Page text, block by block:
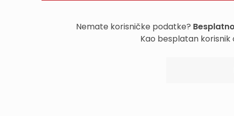
Nemate korisničke podatke?
Kao besplatan